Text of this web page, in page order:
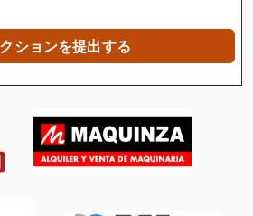
ック
ションを提出する